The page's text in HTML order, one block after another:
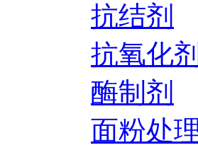
抗结剂
抗氧化剂
酶制剂
面粉处